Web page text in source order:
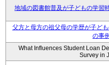
地域の図書館普及が子どもの学習
父方と母方の祖父母の学歴が子ど
の事例
What Influences Student Loan
Survey in